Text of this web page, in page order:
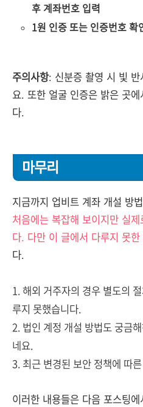
후 계좌번호 입력
1원 인증 또는 인증번호 확
주의사항: 신분증 촬영 시 빛 반
요. 또한 얼굴 인증은 밝은 곳에
다.
마무리
지금까지 업비트 계좌 개설 방
처음에는 복잡해 보이지만 실
다. 다만 이 글에서 다루지 못
다.
1. 해외 거주자의 경우 별도의
루지 못했습니다.
2. 법인 계정 개설 방법도 궁금
네요.
3. 최근 변경된 보안 정책에 따
이러한 내용들은 다음 포스팅